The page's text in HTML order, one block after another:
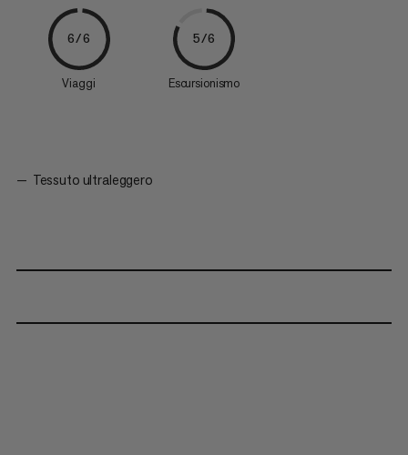
6/6
Viaggi
5/6
Escursionismo
Tessuto ultraleggero